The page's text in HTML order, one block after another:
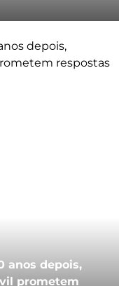
anos depois,
prometem